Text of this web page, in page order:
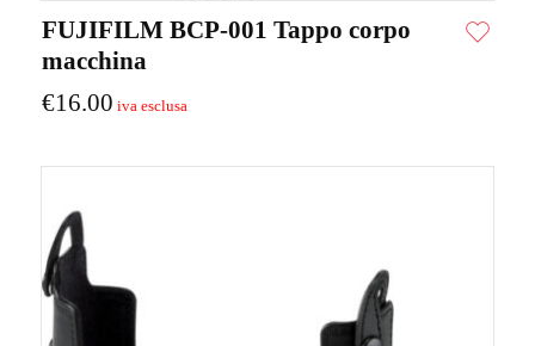
FUJIFILM BCP-001 Tappo corpo
macchina
€16.00